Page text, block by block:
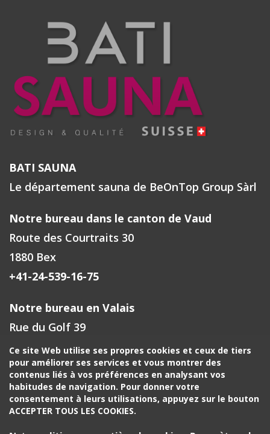
Ce site Web utilise ses propres cookies et ceux de tiers
pour améliorer ses services et vous montrer des
contenus liés à vos préférences en analysant vos
habitudes de navigation. Pour donner votre
consentement à leurs utilisations, appuyez sur le bouton
ACCEPTER TOUS LES COOKIES.
BATI SAUNA
Le département sauna de BeOnTop Group Sàrl
Notre bureau dans le canton de Vaud
Route des Courtraits 30
1880 Bex
+41-24-539-16-75
Notre bureau en Valais
Rue du Golf 39
1971 Grimisuat
+41-27-588-00-72
Votre contact à Fribourg, Neuchâtel
+41-24-539-16-75